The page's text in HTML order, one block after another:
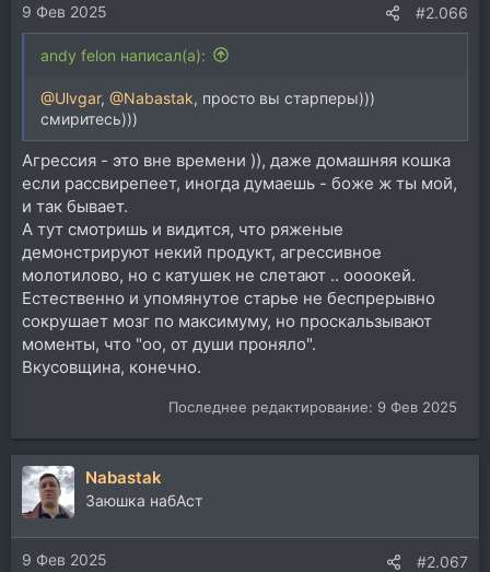
:9 Фев 2025 #2.066
andy felon написал(а):
@Ulvgar, @Nabastak, просто вы старперы)))
смиритесь)))
Агрессия - это вне времени )), даже домашняя кошка
если рассвирепеет, иногда думаешь - боже ж ты мой,
и так бывает.
А тут смотришь и видится, что ряженые
демонстрируют некий продукт, агрессивное
молотилово, но с катушек не слетают .. оооокей.
Естественно и упомянутое старье не беспрерывно
сокрушает мозг по максимуму, но проскальзывают
моменты, что "оо, от души проняло".
Вкусовщина, конечно.
Последнее редактирование: 9 Фев 2025
Nabastak
Заюшка набАст
9 Фев 2025 #2.067